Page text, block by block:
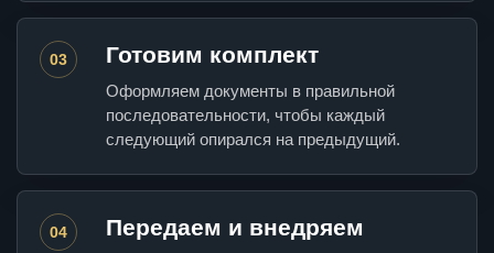
03 Готовим комплект
Оформляем документы в правильной
последовательности, чтобы каждый
следующий опирался на предыдущий.
04 Передаем и внедряем